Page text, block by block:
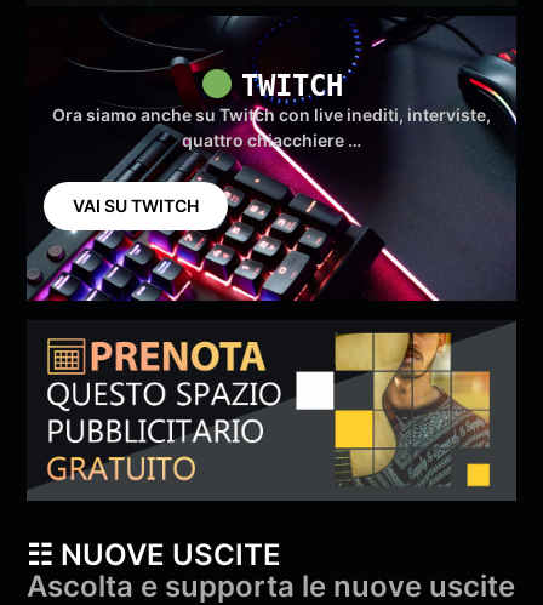
TWITCH
Ora siamo anche su Twitch con live inediti, interviste,
quattro chiacchiere …
VAI SU TWITCH
☷ NUOVE USCITE
Ascolta e supporta le nuove uscite